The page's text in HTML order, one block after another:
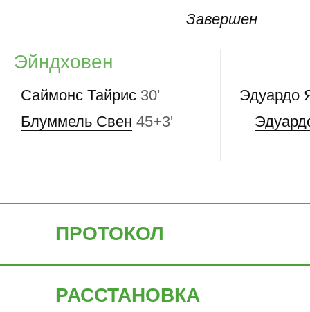
Завершен
Эйндховен
Саймонс Тайрис 30'
Блуммель Свен 45+3'
Эдуардо
ПРОТОКОЛ
РАССТАНОВКА